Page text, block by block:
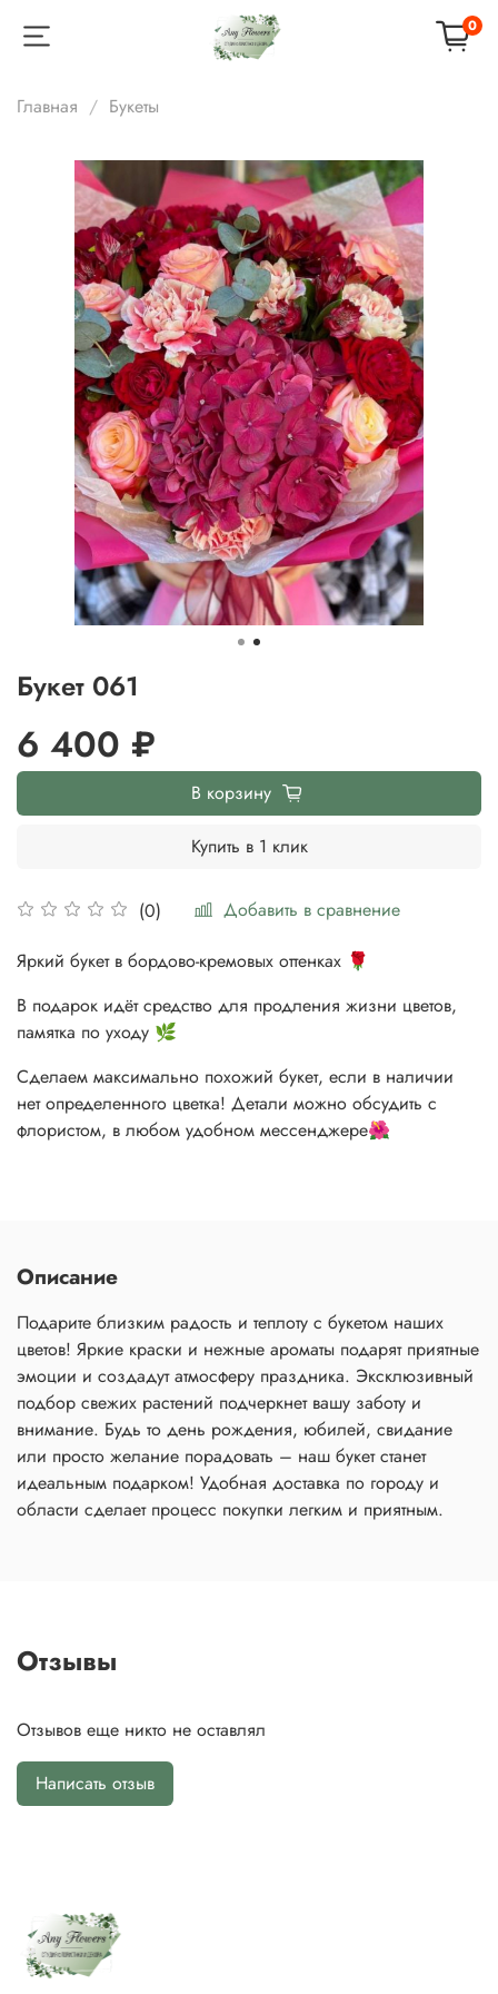
0
Главная Букеты
Букет 061
(0) Добавить в сравнение
6 400 ₽
В корзину
Купить в 1 клик
Яркий букет в бордово-кремовых оттенках 🌹
В подарок идёт средство для продления жизни цветов,
памятка по уходу 🌿
Сделаем максимально похожий букет, если в наличии
нет определенного цветка! Детали можно обсудить с
флористом, в любом удобном мессенджере🌺
Описание
Подарите близким радость и теплоту с букетом наших
цветов! Яркие краски и нежные ароматы подарят приятные
эмоции и создадут атмосферу праздника. Эксклюзивный
подбор свежих растений подчеркнет вашу заботу и
внимание. Будь то день рождения, юбилей, свидание
или просто желание порадовать – наш букет станет
идеальным подарком! Удобная доставка по городу и
области сделает процесс покупки легким и приятным.
Отзывы
Отзывов еще никто не оставлял
Написать отзыв